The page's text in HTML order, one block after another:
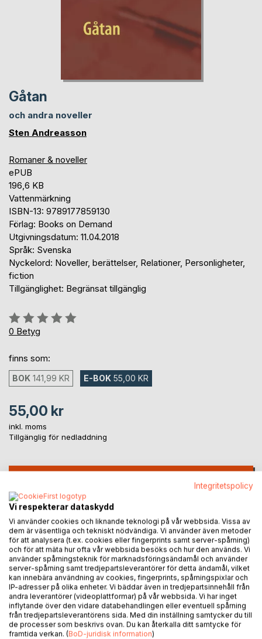
Gåtan
och andra noveller
Sten Andreasson
Romaner & noveller
ePUB
196,6 KB
Vattenmärkning
ISBN-13: 9789177859130
Förlag: Books on Demand
Utgivningsdatum: 11.04.2018
Språk: Svenska
Nyckelord: Noveller, berättelser, Relationer, Personligheter,
fiction
Tillgänglighet: Begränsat tillgänglig
Betyg::
0%
0 Betyg
finns som:
BOK 141,99 KR E-BOK 55,00 KR
55,00 kr
inkl. moms
Tillgänglig för nedladdning
Lägg till i kom-ihåglista
Recensera titel
BESKRIVNING
Integritetspolicy
Vi respekterar dataskydd
Vi använder cookies och liknande teknologi på vår webbsida. Vissa av
dem är väsentliga och tekniskt nödvändiga. Vi använder även metoder
för att analysera (t.ex. cookies eller fingerprints samt server-spårning)
och för att mäta hur ofta vår webbsida besöks och hur den används. Vi
använder spårningsteknik för marknadsföringsändamål och använder
server-spårning samt tredjepartsleverantörer för detta ändamål, vilket
kan innebära användning av cookies, fingerprints, spårningspixlar och
IP-adresser på olika enheter. Vi bäddar även in tredjepartsinnehåll från
andra leverantörer (videoplattformar) på vår webbsida. Vi har inget
inflytande över den vidare databehandlingen eller eventuell spårning
från tredjepartsleverantörens sida. Med din inställning samtycker du till
de processer som beskrivs ovan. Du kan återkalla ditt samtycke för
framtida verkan. (BoD-juridisk information)